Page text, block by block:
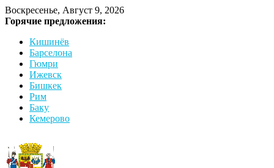
Воскресенье, Август 9, 2026
Горячие предложения:
Кишинёв
Барселона
Гюмри
Ижевск
Бишкек
Рим
Баку
Кемерово